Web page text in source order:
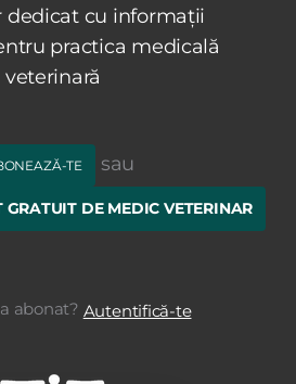
dedicat cu informații
practica medicală
veterinară
TE sau
GRATUIT DE MEDIC VETERINAR
abonat? Autentifică-te